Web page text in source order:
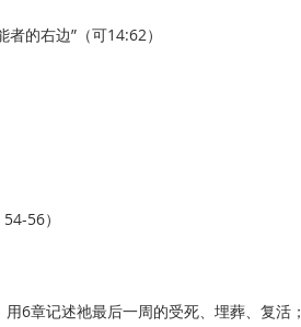
的右边”（可14:62）
56）
6章记述祂最后一周的受死、埋葬、复活；